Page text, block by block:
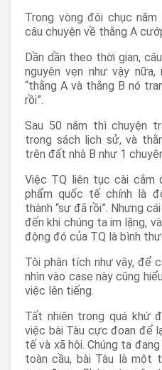
Trong vòng đôi chục
câu chuyện về thằng A
Dần dần theo thời gian,
nguyên vẹn như vậy
“thằng A và thằng B nó
rồi”.
Sau 50 năm thì chuyện
trong sách lịch sử, và
trên đất nhà B như 1
Việc TQ liên tục cài cắm
phẩm quốc tế chính là
thành “sự đã rồi”. Nhưng
đến khi chúng ta im lặng,
động đó của TQ là bình
Tôi phân tích như vậy, để
nhìn vào case này cũng
việc lên tiếng.
Tất nhiên trong quá khứ
việc bài Tàu cực đoan để
tế và xã hội. Chúng ta
toàn cầu, bài Tàu là một